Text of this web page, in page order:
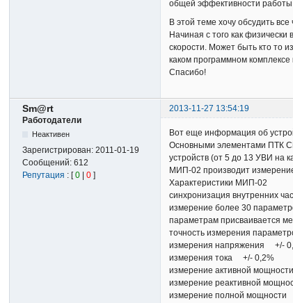
общей эффективности
В этой теме хочу обсудить все
Начиная с того как
скорости. Может быть кто то
каком программном
Спасибо!
Sm@rt
2013-11-27 13:54:19
Работодатели
Неактивен
Зарегистрирован:2011-01-19
Сообщений:612
Репутация : [0 |0 ]
Вот еще информация об
Основными элементами ПТК
устройств (от 5 до 13 УВИ на
МИП-02 производит
Характеристики МИП-02
синхронизация внутренних
измерение более 30
параметрам присваивается
точность измерения
измерения напряжения +/-
измерения тока +/- 0,2%
измерение активной
измерение реактивной
измерение полной